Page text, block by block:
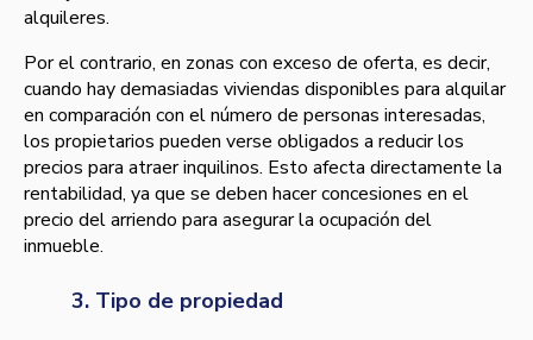
alquileres.
Por el contrario, en zonas con exceso de oferta, es decir,
cuando hay demasiadas viviendas disponibles para alquilar
en comparación con el número de personas interesadas,
los propietarios pueden verse obligados a reducir los
precios para atraer inquilinos. Esto afecta directamente la
rentabilidad, ya que se deben hacer concesiones en el
precio del arriendo para asegurar la ocupación del
inmueble.
3. Tipo de propiedad